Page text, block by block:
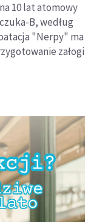
10 lat atomowy
B, według
"Nerpy" ma
załogi